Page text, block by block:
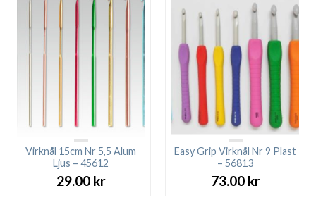
Virknål 15cm Nr 5,5 Alum
Ljus – 45612
29.00 kr
Easy Grip Virknål Nr 9 Plast
– 56813
73.00 kr